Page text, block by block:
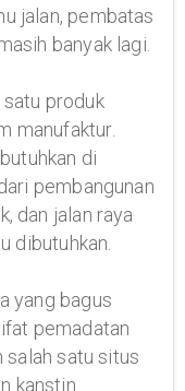
jalan, pembatas
banyak lagi.
produk
manufaktur.
di
pembangunan
dan jalan raya
dibutuhkan.
yang bagus
pemadatan
salah satu situs
kanstin.